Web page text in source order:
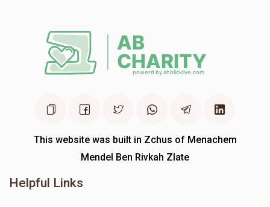
This website was built in Zchus of Menachem
Mendel Ben Rivkah Zlate
Helpful Links